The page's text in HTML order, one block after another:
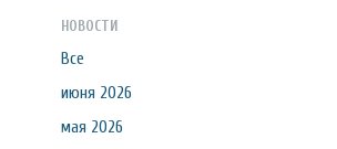
НОВОСТИ
Все
июня 2026
мая 2026